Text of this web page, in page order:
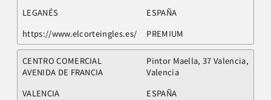
LEGANÉS
ESPAÑA
https://www.elcorteingles.es/
PREMIUM
CENTRO COMERCIAL
AVENIDA DE FRANCIA
Pintor Maella, 37 Valencia,
Valencia
VALENCIA
ESPAÑA